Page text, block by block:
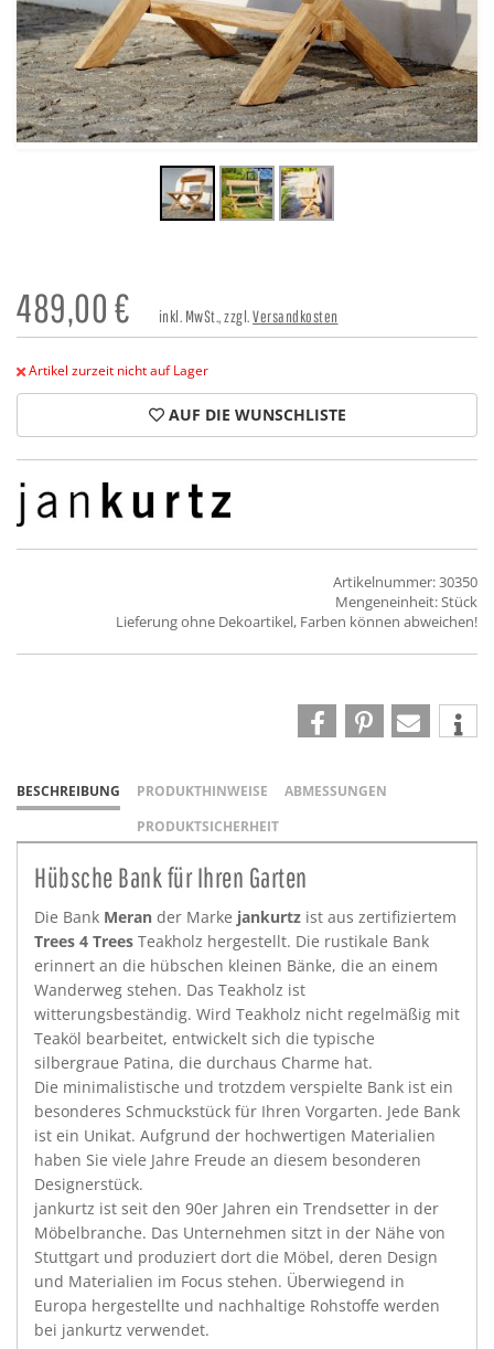
489,00€ inkl. MwSt., zzgl.Versandkosten
Artikel zurzeit nicht auf Lager
AUF DIE WUNSCHLISTE
Artikelnummer: 30350
Mengeneinheit: Stück
Lieferung ohne Dekoartikel, Farben können abweichen!
BESCHREIBUNG PRODUKTHINWEISE
ABMESSUNGEN
PRODUKTSICHERHEIT
Hübsche Bank für Ihren Garten
Die Bank Meran der Marke jankurtz ist aus zertifiziertem
Trees 4 Trees Teakholz hergestellt. Die rustikale Bank
erinnert an die hübschen kleinen Bänke, die an einem
Wanderweg stehen. Das Teakholz ist
witterungsbeständig. Wird Teakholz nicht regelmäßig mit
Teaköl bearbeitet, entwickelt sich die typische
silbergraue Patina, die durchaus Charme hat.
Die minimalistische und trotzdem verspielte Bank ist ein
besonderes Schmuckstück für Ihren Vorgarten. Jede Bank
ist ein Unikat. Aufgrund der hochwertigen Materialien
haben Sie viele Jahre Freude an diesem besonderen
Designerstück.
jankurtz ist seit den 90er Jahren ein Trendsetter in der
Möbelbranche. Das Unternehmen sitzt in der Nähe von
Stuttgart und produziert dort die Möbel, deren Design
und Materialien im Focus stehen. Überwiegend in
Europa hergestellte und nachhaltige Rohstoffe werden
bei jankurtz verwendet.